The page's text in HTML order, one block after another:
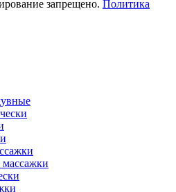
запрещено. Политика
массажки